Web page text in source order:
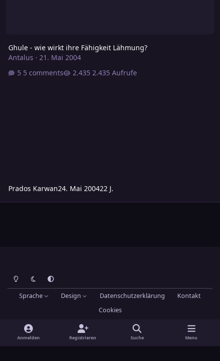
Ghule - wie wirkt ihre Fähigkeit Lähmung?
Antalus · 21. Mai 2004
5 comments
2.435 Aufrufe
Prados Karwan24. Mai 200422 J.
Heller ModusDunkler ModusSystemeinstellung
Sprache Design Datenschutzerklärung
Kontakt
Cookies
Hans-Joachim Maier
Invision Community
Anmelden Registrieren Suche Menu